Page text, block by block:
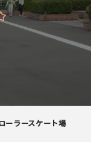
ーラースケート場